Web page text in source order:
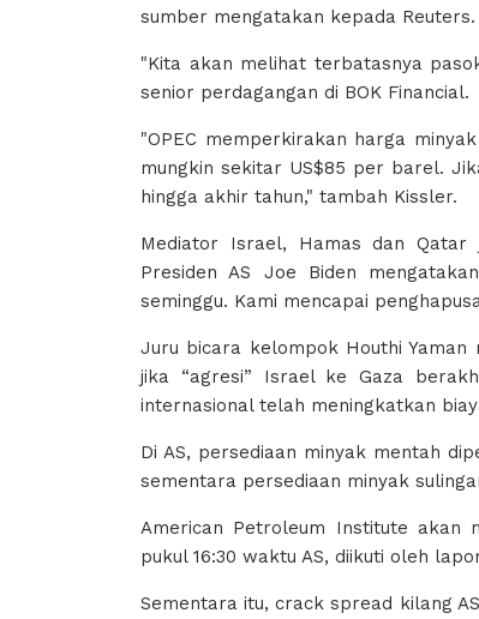
sumber mengatakan kepada Reuters.
"Kita akan melihat terbatasnya
senior perdagangan di BOK Financial.
"OPEC memperkirakan harga
mungkin sekitar US$85 per barel.
hingga akhir tahun," tambah Kissler.
Mediator Israel, Hamas dan Qatar
Presiden AS Joe Biden
seminggu. Kami mencapai
Juru bicara kelompok Houthi
jika “agresi” Israel ke Gaza
internasional telah meningkatkan
Di AS, persediaan minyak mentah
sementara persediaan minyak
American Petroleum Institute akan
pukul 16:30 waktu AS, diikuti oleh
Sementara itu, crack spread kilang